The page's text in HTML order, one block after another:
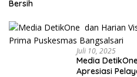
Bersih
Juli 10, 2025
Media
Apresiasi